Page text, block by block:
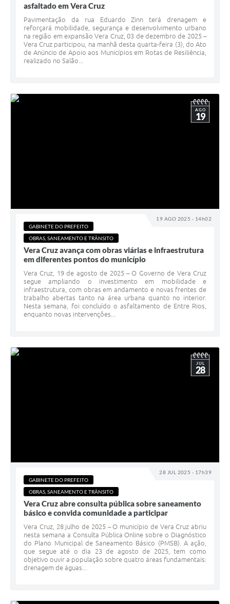
asfaltado em Vera Cruz
Pavimentação da rua Eduardo Zinn terá drenagem e
reforçará mobilidade, segurança e desenvolvimento urbano
na região em expansão Vera Cruz, 03 de dezembro de 2025 –
Vera Cruz participou, na manhã desta quarta-feira (3), do Ato
de Anúncio de Apoio aos Municípios em Rotas de Resiliência,
realizado no Salão...
19 AGO 2025 - 14h02
AGO
19
GABINETE DO PREFEITO
OBRAS, SANEAMENTO E TRÂNSITO
Vera Cruz avança com obras viárias e infraestrutura
em diferentes pontos do município
Vera Cruz, 19 de agosto de 2025 – O Governo de Vera Cruz
segue ampliando o investimento em mobilidade e
infraestrutura, com obras em andamento e novas frentes de
trabalho abertas tanto na área urbana quanto no interior.
Nesta semana, foi concluído o asfaltamento de Entre Rios,
enquanto novas intervenções...
28 JUL 2025 - 17h39
JUL
28
GABINETE DO PREFEITO
OBRAS, SANEAMENTO E TRÂNSITO
Vera Cruz abre consulta pública sobre saneamento
básico e convida comunidade a participar
Vera Cruz, 28 julho de 2025 – O município de Vera Cruz abriu
nesta semana a Consulta Pública Online sobre o Diagnóstico
do Plano Municipal de Saneamento Básico (PMSB). A ação,
que segue até o dia 23 de agosto de 2025, tem como
objetivo ouvir a população sobre quatro áreas fundamentais:
drenagem de águas...